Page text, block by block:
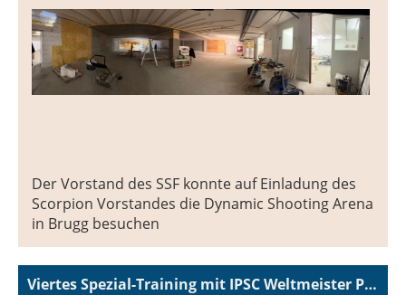
Der Vorstand des SSF konnte auf Einladung des
Scorpion Vorstandes die Dynamic Shooting Arena
in Brugg besuchen
Viertes Spezial-Training mit IPSC Weltmeister Patrik Schneider & Dani